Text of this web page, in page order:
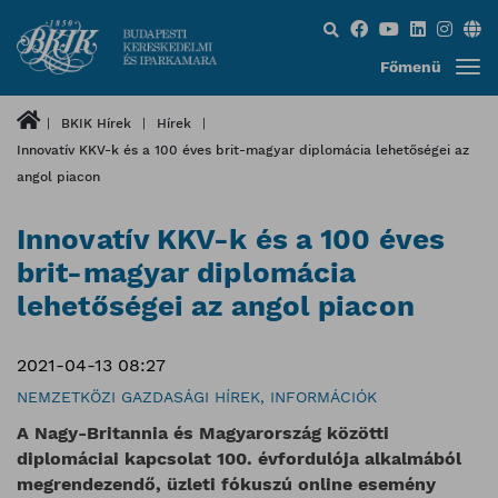
Keresés...
Főmenü
BKIK Hírek
Hírek
Innovatív KKV-k és a 100 éves brit-magyar diplomácia lehetőségei az
angol piacon
Innovatív KKV-k és a 100 éves
brit-magyar diplomácia
lehetőségei az angol piacon
2021-04-13 08:27
NEMZETKÖZI GAZDASÁGI HÍREK, INFORMÁCIÓK
A Nagy-Britannia és Magyarország közötti
diplomáciai kapcsolat 100. évfordulója alkalmából
megrendezendő, üzleti fókuszú online esemény